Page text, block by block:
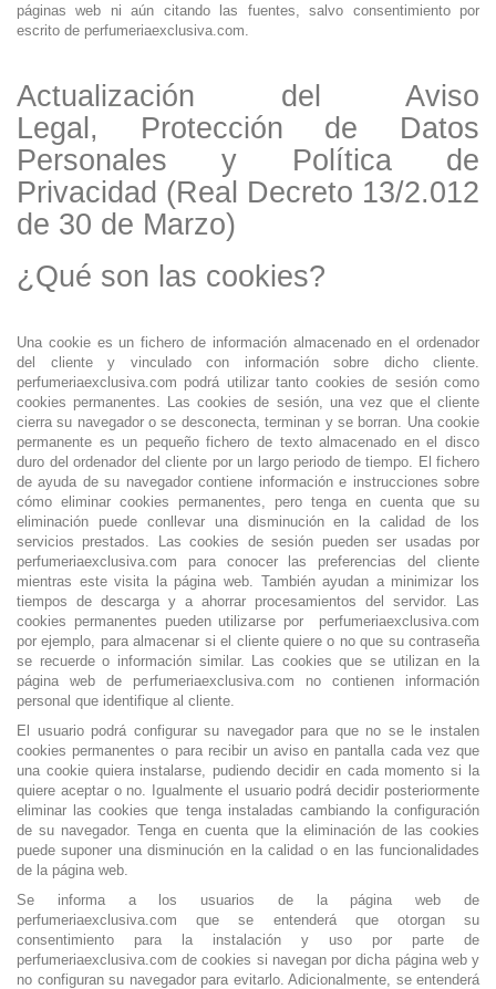
páginas web ni aún citando las fuentes, salvo consentimiento por
escrito de perfumeriaexclusiva.com.
Actualización del Aviso
Legal, Protección de Datos
Personales y Política de
Privacidad (Real Decreto 13/2.012
¿Qué son las cookies?
Una cookie es un fichero de información almacenado en el ordenador
del cliente y vinculado con información sobre dicho cliente.
perfumeriaexclusiva.com podrá utilizar tanto cookies de sesión como
cookies permanentes. Las cookies de sesión, una vez que el cliente
cierra su navegador o se desconecta, terminan y se borran. Una cookie
permanente es un pequeño fichero de texto almacenado en el disco
duro del ordenador del cliente por un largo periodo de tiempo. El fichero
de ayuda de su navegador contiene información e instrucciones sobre
cómo eliminar cookies permanentes, pero tenga en cuenta que su
eliminación puede conllevar una disminución en la calidad de los
servicios prestados. Las cookies de sesión pueden ser usadas por
perfumeriaexclusiva.com para conocer las preferencias del cliente
mientras este visita la página web. También ayudan a minimizar los
tiempos de descarga y a ahorrar procesamientos del servidor. Las
cookies permanentes pueden utilizarse por perfumeriaexclusiva.com
por ejemplo, para almacenar si el cliente quiere o no que su contraseña
se recuerde o información similar. Las cookies que se utilizan en la
página web de perfumeriaexclusiva.com no contienen información
personal que identifique al cliente.
El usuario podrá configurar su navegador para que no se le instalen
cookies permanentes o para recibir un aviso en pantalla cada vez que
una cookie quiera instalarse, pudiendo decidir en cada momento si la
quiere aceptar o no. Igualmente el usuario podrá decidir posteriormente
eliminar las cookies que tenga instaladas cambiando la configuración
de su navegador. Tenga en cuenta que la eliminación de las cookies
puede suponer una disminución en la calidad o en las funcionalidades
de la página web.
Se informa a los usuarios de la página web de
perfumeriaexclusiva.com que se entenderá que otorgan su
consentimiento para la instalación y uso por parte de
perfumeriaexclusiva.com de cookies si navegan por dicha página web y
no configuran su navegador para evitarlo. Adicionalmente, se entenderá